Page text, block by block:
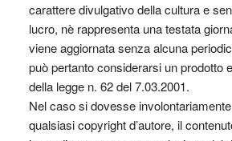
carattere divulgativo della cultura e
lucro, nè rappresenta una testata
viene aggiornata senza alcuna
può pertanto considerarsi un prodotto
della legge n. 62 del 7.03.2001.
Nel caso si dovesse
qualsiasi copyright d’autore, il